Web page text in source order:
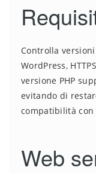
Controlla
WordPress,
versione PHP
evitando di
compatibilità
Web